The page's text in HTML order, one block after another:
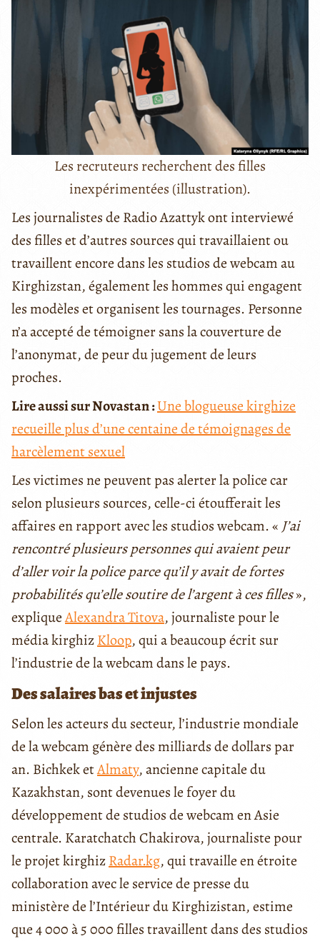
Les recruteurs recherchent des filles
inexpérimentées (illustration).
Les journalistes de Radio Azattyk ont interviewé
des filles et d’autres sources qui travaillaient ou
travaillent encore dans les studios de webcam au
Kirghizstan, également les hommes qui engagent
les modèles et organisent les tournages. Personne
n’a accepté de témoigner sans la couverture de
l’anonymat, de peur du jugement de leurs
proches.
Lire aussi sur Novastan :Une blogueuse kirghize
recueille plus d’une centaine de témoignages de
harcèlement sexuel
Les victimes ne peuvent pas alerter la police car
selon plusieurs sources, celle-ci étoufferait les
affaires en rapport avec les studios webcam. « J’ai
rencontré plusieurs personnes qui avaient peur
d’aller voir la police parce qu’il y avait de fortes
probabilités qu’elle soutire de l’argent à ces filles»,
expliqueAlexandra Titova, journaliste pour le
média kirghizKloop, qui a beaucoup écrit sur
l’industrie de la webcam dans le pays.
Des salaires bas et injustes
Selon les acteurs du secteur, l’industrie mondiale
de la webcam génère des milliards de dollars par
an. Bichkek etAlmaty, ancienne capitale du
Kazakhstan, sont devenues le foyer du
développement de studios de webcam en Asie
centrale. Karatchatch Chakirova, journaliste pour
le projet kirghizRadar.kg, qui travaille en étroite
collaboration avec le service de presse du
ministère de l’Intérieur du Kirghizistan, estime
que 4 000 à 5 000 filles travaillent dans des studios